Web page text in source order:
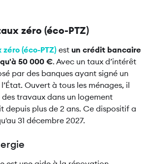
zéro (éco-PTZ)
(éco-PTZ) est un crédit bancaire
50 000 €. Avec un taux d’intérêt
par des banques ayant signé un
Ouvert à tous les ménages, il
travaux dans un logement
depuis plus de 2 ans. Ce dispositif a
31 décembre 2027.